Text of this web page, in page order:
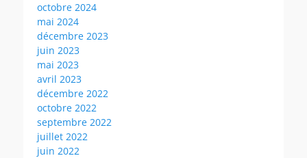
octobre 2024
mai 2024
décembre 2023
juin 2023
mai 2023
avril 2023
décembre 2022
octobre 2022
septembre 2022
juillet 2022
juin 2022